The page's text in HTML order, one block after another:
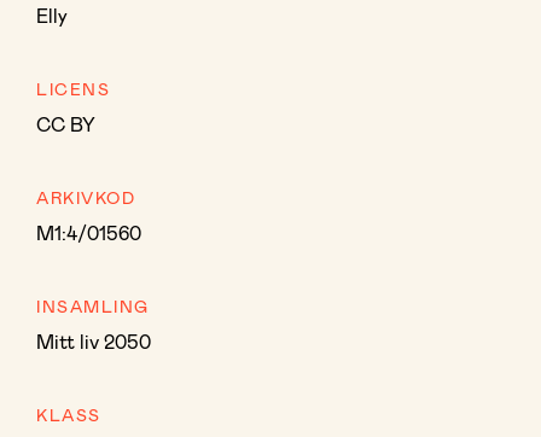
Elly
LICENS
CC BY
ARKIVKOD
M1:4/01560
INSAMLING
Mitt liv 2050
KLASS